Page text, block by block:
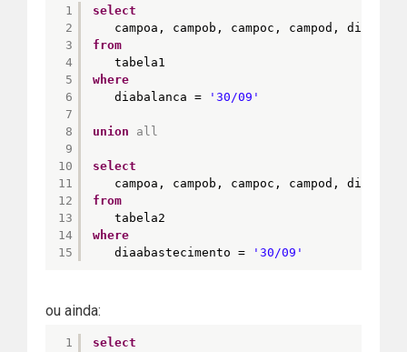
1
2
3
4
5
6
7
8
9
10
11
12
13
14
15
select
campoa, campob, campoc, campod,
from
tabela1
where
diabalanca =
'30/09'
union all
select
campoa, campob, campoc, campod,
from
tabela2
where
diaabastecimento =
'30/09'
ou ainda:
1
select